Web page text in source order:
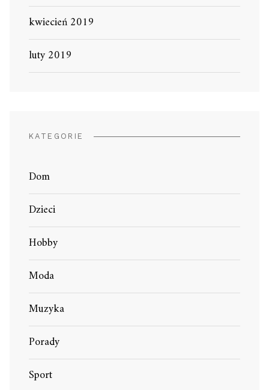
kwiecień 2019
luty 2019
KATEGORIE
Dom
Dzieci
Hobby
Moda
Muzyka
Porady
Sport